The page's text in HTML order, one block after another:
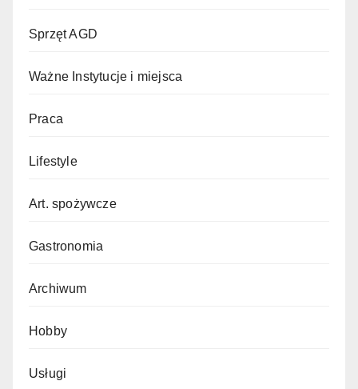
Sprzęt AGD
Ważne Instytucje i miejsca
Praca
Lifestyle
Art. spożywcze
Gastronomia
Archiwum
Hobby
Usługi